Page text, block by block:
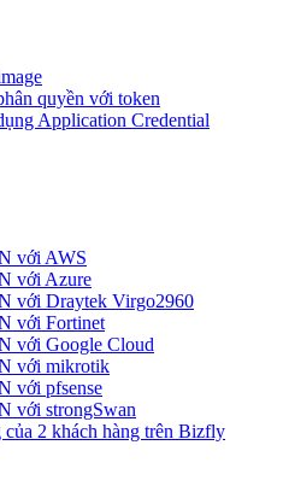
quyền với token
Application Credential
với AWS
với Azure
với Draytek Virgo2960
với Fortinet
với Google Cloud
với mikrotik
với pfsense
với strongSwan
2 khách hàng trên Bizfly